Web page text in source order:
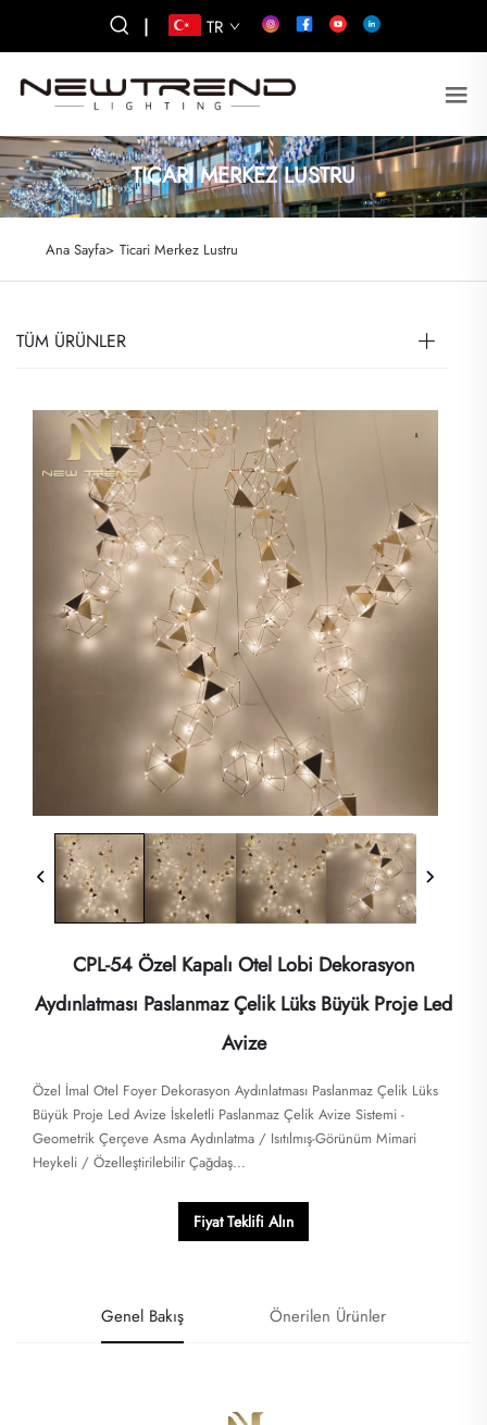
| TR
TICARI MERKEZ LUSTRU
Ana Sayfa> Ticari Merkez Lustru
TÜM ÜRÜNLER
CPL-54 Özel Kapalı Otel Lobi Dekorasyon
Aydınlatması Paslanmaz Çelik Lüks Büyük Proje Led
Avize
Özel İmal Otel Foyer Dekorasyon Aydınlatması Paslanmaz Çelik Lüks
Büyük Proje Led Avize İskeletli Paslanmaz Çelik Avize Sistemi -
Geometrik Çerçeve Asma Aydınlatma / Isıtılmış-Görünüm Mimari
Heykeli / Özelleştirilebilir Çağdaş...
Fiyat Teklifi Alın
Genel Bakış Önerilen Ürünler